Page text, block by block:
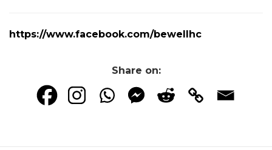
https://www.facebook.com/bewellhc
Share on: